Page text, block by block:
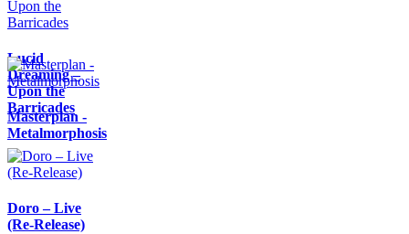
Lucid
Dreaming –
Upon the
Barricades
Masterplan -
Metalmorphosis
Doro – Live
(Re-Release)